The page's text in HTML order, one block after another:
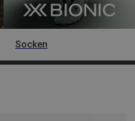
Socken